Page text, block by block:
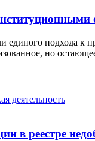
подхода к
но
деятельность
в реестре